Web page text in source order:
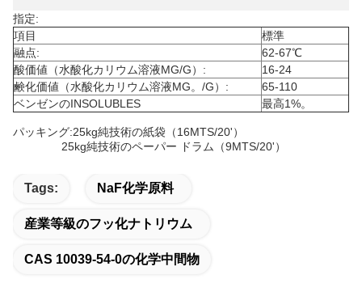
指定:
項目
標準
融点:
62-67℃
酸価値（水酸化カリウム溶液MG/G）:
16-24
鹸化価値（水酸化カリウム溶液MG。/G）:
65-110
ベンゼンのINSOLUBLES
最高1%。
パッキング:25kg純技術の紙袋（16MTS/20'）
25kg純技術のペーパー ドラム（9MTS/20'）
Tags: NaF化学原料
産業等級のフッ化ナトリウム
CAS 10039-54-0の化学中間物